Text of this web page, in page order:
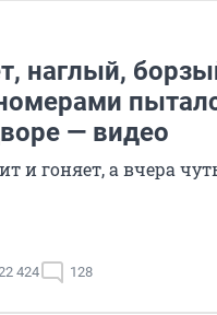
наглый,
— видео
и гоняет, а вчера
424 128